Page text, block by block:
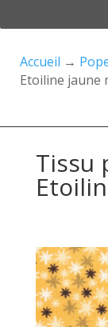
Accueil →
Etoiline jaune
Tissu